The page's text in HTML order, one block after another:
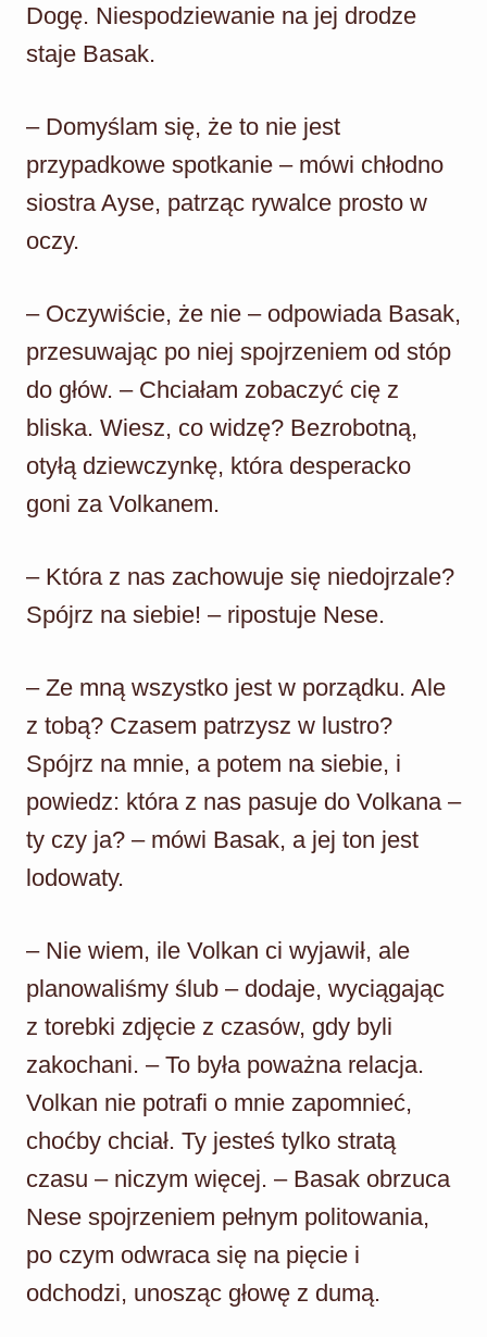
Dogę. Niespodziewanie na jej drodze
staje Basak.
– Domyślam się, że to nie jest
przypadkowe spotkanie – mówi chłodno
siostra Ayse, patrząc rywalce prosto w
oczy.
– Oczywiście, że nie – odpowiada Basak,
przesuwając po niej spojrzeniem od stóp
do głów. – Chciałam zobaczyć cię z
bliska. Wiesz, co widzę? Bezrobotną,
otyłą dziewczynkę, która desperacko
goni za Volkanem.
– Która z nas zachowuje się niedojrzale?
Spójrz na siebie! – ripostuje Nese.
– Ze mną wszystko jest w porządku. Ale
z tobą? Czasem patrzysz w lustro?
Spójrz na mnie, a potem na siebie, i
powiedz: która z nas pasuje do Volkana –
ty czy ja? – mówi Basak, a jej ton jest
lodowaty.
– Nie wiem, ile Volkan ci wyjawił, ale
planowaliśmy ślub – dodaje, wyciągając
z torebki zdjęcie z czasów, gdy byli
zakochani. – To była poważna relacja.
Volkan nie potrafi o mnie zapomnieć,
choćby chciał. Ty jesteś tylko stratą
czasu – niczym więcej. – Basak obrzuca
Nese spojrzeniem pełnym politowania,
po czym odwraca się na pięcie i
odchodzi, unosząc głowę z dumą.